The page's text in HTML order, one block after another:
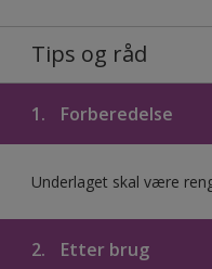
Tips og råd
1. Forberedelse
Underlaget skal være
2. Etter brug